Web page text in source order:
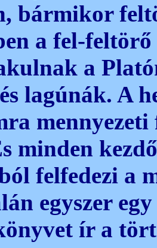
bármikor
a fel-
a
lagúnák. A
mennyezeti
minden
felfedezi a
egyszer
ír a